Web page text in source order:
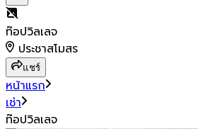
ท๊อปวิลเลจ
ประชาสโมสร
แชร์
หน้าแรก
เช่า
ท๊อปวิลเลจ